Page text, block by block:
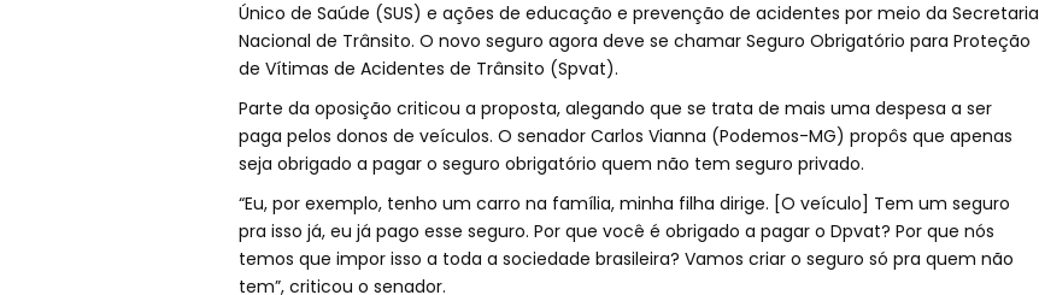
Único de Saúde (SUS) e ações de educação e prevenção de acidentes por meio da Secretaria
Nacional de Trânsito. O novo seguro agora deve se chamar Seguro Obrigatório para Proteção
de Vítimas de Acidentes de Trânsito (Spvat).
Parte da oposição criticou a proposta, alegando que se trata de mais uma despesa a ser
paga pelos donos de veículos. O senador Carlos Vianna (Podemos-MG) propôs que apenas
seja obrigado a pagar o seguro obrigatório quem não tem seguro privado.
“Eu, por exemplo, tenho um carro na família, minha filha dirige. [O veículo] Tem um seguro
pra isso já, eu já pago esse seguro. Por que você é obrigado a pagar o Dpvat? Por que nós
temos que impor isso a toda a sociedade brasileira? Vamos criar o seguro só pra quem não
tem”, criticou o senador.